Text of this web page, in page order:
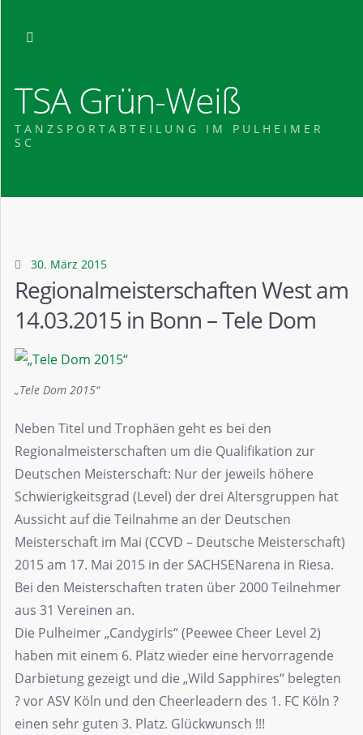
TSA Grün-Weiß
TANZSPORTABTEILUNG IM PULHEIMER
SC
30. März 2015
Regionalmeisterschaften West am
14.03.2015 in Bonn – Tele Dom
„Tele Dom 2015“
Neben Titel und Trophäen geht es bei den
Regionalmeisterschaften um die Qualifikation zur
Deutschen Meisterschaft: Nur der jeweils höhere
Schwierigkeitsgrad (Level) der drei Altersgruppen hat
Aussicht auf die Teilnahme an der Deutschen
Meisterschaft im Mai (CCVD – Deutsche Meisterschaft)
2015 am 17. Mai 2015 in der SACHSENarena in Riesa.
Bei den Meisterschaften traten über 2000 Teilnehmer
aus 31 Vereinen an.
Die Pulheimer „Candygirls“ (Peewee Cheer Level 2)
haben mit einem 6. Platz wieder eine hervorragende
Darbietung gezeigt und die „Wild Sapphires“ belegten
? vor ASV Köln und den Cheerleadern des 1. FC Köln ?
einen sehr guten 3. Platz. Glückwunsch !!!